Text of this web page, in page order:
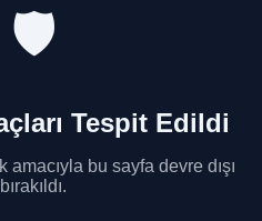
🛡️
Tespit Edildi
bu sayfa devre dışı
bırakıldı.